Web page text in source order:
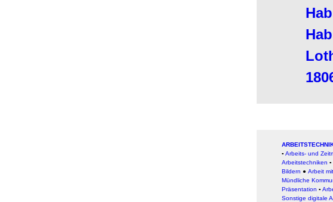
▪ Arbeits- und
Arbeitstechniken ▪
Bildern ● Arbeit
Mündliche
Präsentation ▪
Sonstige digitale